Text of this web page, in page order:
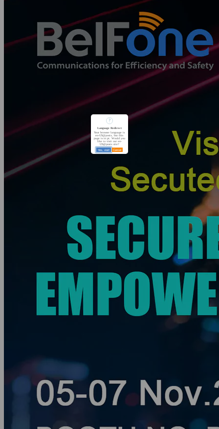
?
Language Redirect
Your browser language is
en-US@posix, but this
page is in pt. Would you
like to visit our en-
US@posix site?
Yes, visit! Cancel